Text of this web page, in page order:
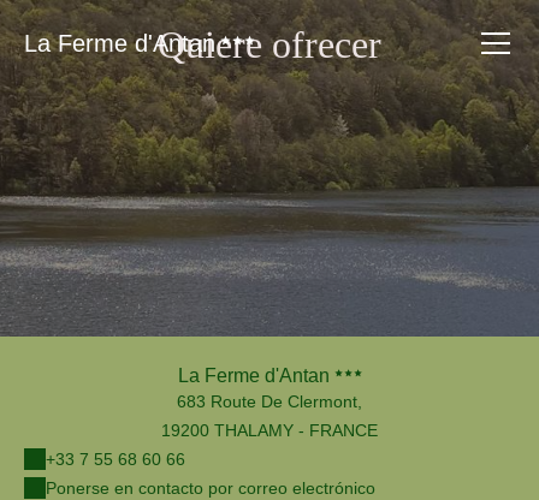
La Ferme d'AntanQuiere ofrecer
La Ferme d'Antan
683 Route De Clermont,
19200 THALAMY - FRANCE
+33 7 55 68 60 66
Ponerse en contacto por correo electrónico